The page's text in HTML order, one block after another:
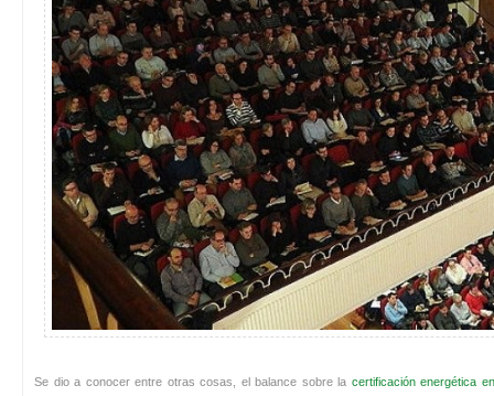
Se dio a conocer entre otras cosas, el balance sobre la certificación energética